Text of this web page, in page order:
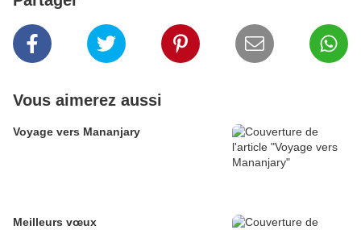
Vous aimerez aussi
Voyage vers Mananjary
Meilleurs vœux